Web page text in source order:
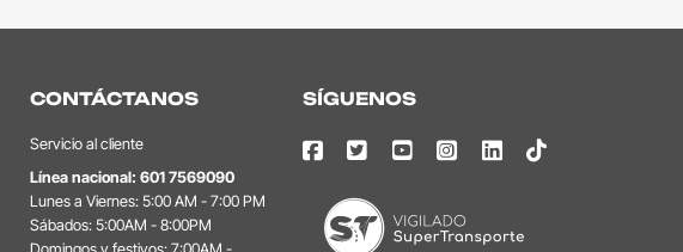
CONTÁCTANOS
Servicio al cliente
Línea nacional: 601 7569090
Lunes a Viernes: 5:00 AM - 7:00 PM
Sábados: 5:00AM - 8:00PM
SÍGUENOS